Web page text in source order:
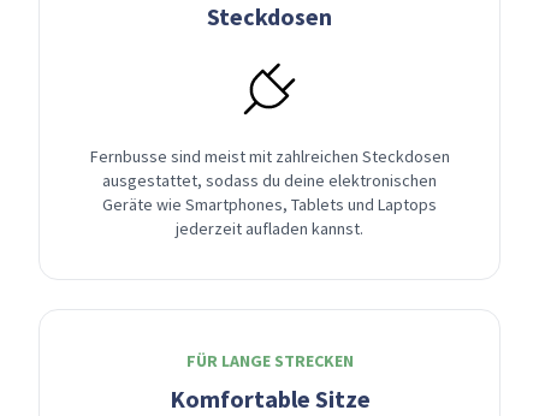
Steckdosen
Fernbusse sind meist mit zahlreichen Steckdosen
ausgestattet, sodass du deine elektronischen
Geräte wie Smartphones, Tablets und Laptops
jederzeit aufladen kannst.
FÜR LANGE STRECKEN
Komfortable Sitze